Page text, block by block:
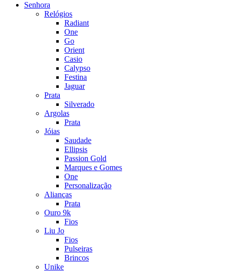
Senhora
Relógios
Radiant
One
Go
Orient
Casio
Calypso
Festina
Jaguar
Prata
Silverado
Argolas
Prata
Jóias
Saudade
Ellipsis
Passion Gold
Marques e Gomes
One
Personalização
Alianças
Prata
Ouro 9k
Fios
Liu Jo
Fios
Pulseiras
Brincos
Unike